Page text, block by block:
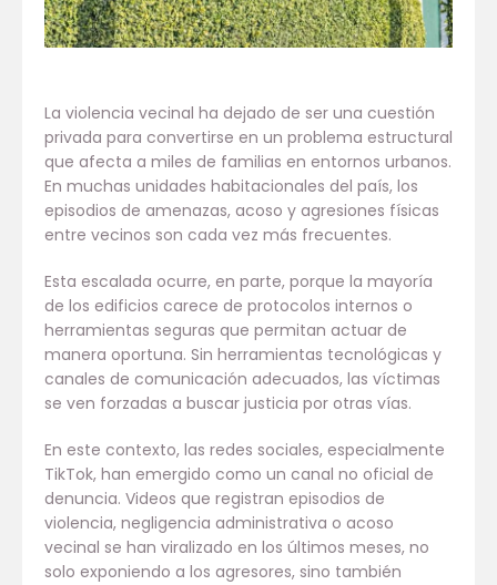
La violencia vecinal ha dejado de ser una cuestión
privada para convertirse en un problema estructural
que afecta a miles de familias en entornos urbanos.
En muchas unidades habitacionales del país, los
episodios de amenazas, acoso y agresiones físicas
entre vecinos son cada vez más frecuentes.
Esta escalada ocurre, en parte, porque la mayoría
de los edificios carece de protocolos internos o
herramientas seguras que permitan actuar de
manera oportuna. Sin herramientas tecnológicas y
canales de comunicación adecuados, las víctimas
se ven forzadas a buscar justicia por otras vías.
En este contexto, las redes sociales, especialmente
TikTok, han emergido como un canal no oficial de
denuncia. Videos que registran episodios de
violencia, negligencia administrativa o acoso
vecinal se han viralizado en los últimos meses, no
solo exponiendo a los agresores, sino también